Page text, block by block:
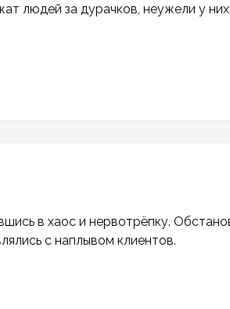
людей за дурачков, неужели у
в хаос и нервотрёпку.
с наплывом клиентов.